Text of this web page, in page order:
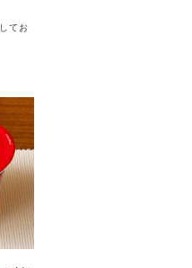
てお